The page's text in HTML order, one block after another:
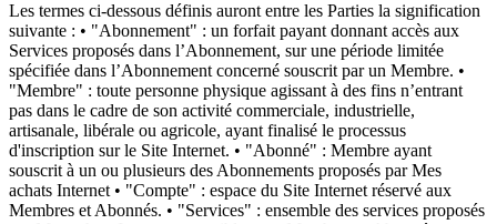
Les termes ci-dessous définis auront entre les Parties la signification
suivante : • "Abonnement" : un forfait payant donnant accès aux
Services proposés dans l’Abonnement, sur une période limitée
spécifiée dans l’Abonnement concerné souscrit par un Membre. •
"Membre" : toute personne physique agissant à des fins n’entrant
pas dans le cadre de son activité commerciale, industrielle,
artisanale, libérale ou agricole, ayant finalisé le processus
d'inscription sur le Site Internet. • "Abonné" : Membre ayant
souscrit à un ou plusieurs des Abonnements proposés par Mes
achats Internet • "Compte" : espace du Site Internet réservé aux
Membres et Abonnés. • "Services" : ensemble des services proposés